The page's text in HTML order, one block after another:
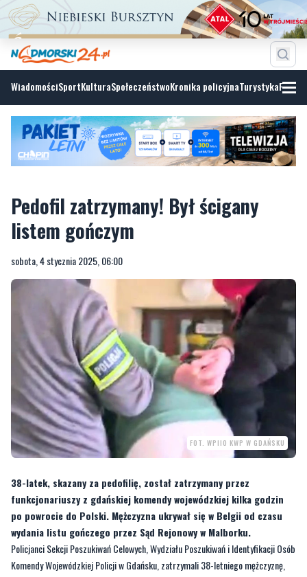
WiadomościSportKulturaSpołeczeństwoKronika policyjnaTurystyka
Pedofil zatrzymany! Był ścigany
sobota, 4 stycznia 2025, 06:00
FOT. WPIIO KWP W GDAŃSKU
38-latek, skazany za pedofilię, został zatrzymany przez
funkcjonariuszy z gdańskiej komendy wojewódzkiej kilka godzin
wydania listu gończego przez Sąd Rejonowy w Malborku.
Policjanci Sekcji Poszukiwań Celowych, Wydziału Poszukiwań i Identyfikacji Osób
Komendy Wojewódzkiej Policji w Gdańsku, zatrzymali 38-letniego mężczyznę,
poszukiwanego listem gończymod sierpnia 2023 roku. Mężczyzna, skazany
za wykorzystanie seksualne małoletniego w grudniu 2022 roku,ukrywał się
na terenie Belgii.